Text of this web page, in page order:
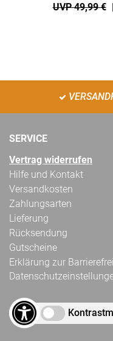
UVP 49,99 € |
SERVICE
Vertrag widerrufen
Hilfe und Kontakt
Versandkosten
Zahlungsarten
Lieferung
Rücksendung
Gutscheine
Erklärung zur